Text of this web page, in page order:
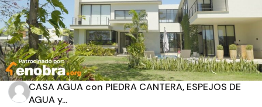
CASA AGUA con PIEDRA CANTERA, ESPEJOS DE
AGUA y...
m2 de construcción
m2 de terreno